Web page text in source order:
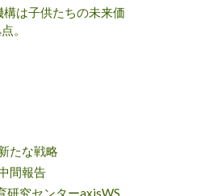
は子供たちの未来価
。
たな戦略
間報告
研究センターaxisWS